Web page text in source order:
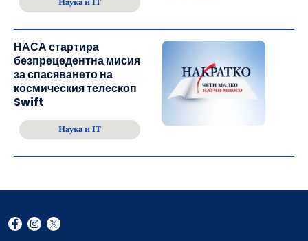
Наука и IT
НАСА стартира
безпрецедентна мисия
за спасяването на
космическия телескоп
Swift
Наука и IT